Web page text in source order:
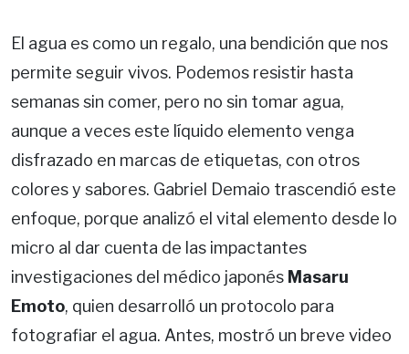
El agua es como un regalo, una bendición que nos
permite seguir vivos. Podemos resistir hasta
semanas sin comer, pero no sin tomar agua,
aunque a veces este líquido elemento venga
disfrazado en marcas de etiquetas, con otros
colores y sabores. Gabriel Demaio trascendió este
enfoque, porque analizó el vital elemento desde lo
micro al dar cuenta de las impactantes
investigaciones del médico japonés Masaru
Emoto, quien desarrolló un protocolo para
fotografiar el agua. Antes, mostró un breve video